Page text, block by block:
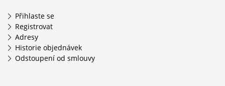
Přihlaste se
Registrovat
Adresy
Historie objednávek
Odstoupení od smlouvy